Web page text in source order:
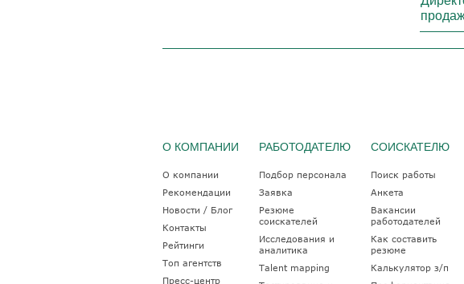
О КОМПАНИИ
О компании
Рекомендации
Новости / Блог
Контакты
Рейтинги
Топ агентств
Пресс-центр
РАБОТОДАТЕЛЮ
Подбор персонала
Заявка
Резюме
соискателей
Исследования и
аналитика
Talent mapping
СОИСКАТЕЛЮ
Поиск работы
Анкета
Вакансии
работодателей
Как составить
резюме
Калькулятор з/п